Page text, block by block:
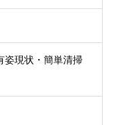
姿現状・簡単清掃